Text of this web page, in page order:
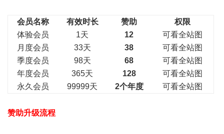
会员名称 有效时长 赞助
权限
体验会员
1天 12
可看全站图
月度会员
33天 38
可看全站图
季度会员
98天 68
可看全站图
年度会员
365天 128
可看全站图
永久会员
99999天 2个年度 可看全站图
赞助升级流程